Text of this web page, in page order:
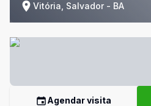
Vitória, Salvador - BA
Agendar visita